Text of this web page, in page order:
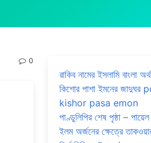
0
রাকিব নামের ইসলামি বাংলা অর্থ
কিশোর পাশা ইমনের
kishor pasa emon
পাণ্ডুলিপির শেষ পৃষ্ঠা – পায়েল
ইলম অর্জনের ক্ষেত্রে